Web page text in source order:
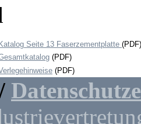
Katalog Seite 13 Faserzementplatte (PDF)
(PDF)
(PDF)